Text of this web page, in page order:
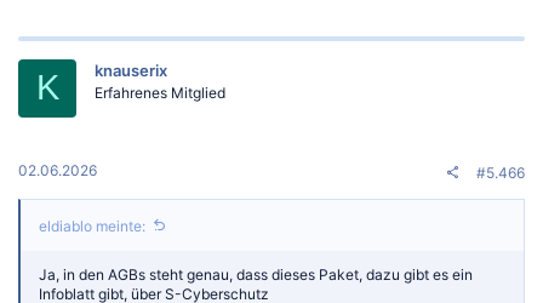
K knauserix
Erfahrenes Mitglied
02.06.2026 #5.466
eldiablo meinte:
Ja, in den AGBs steht genau, dass dieses Paket, dazu gibt es ein
Infoblatt gibt, über S-Cyberschutz